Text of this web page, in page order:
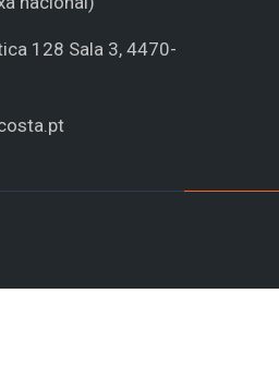
128 Sala 3, 4470-